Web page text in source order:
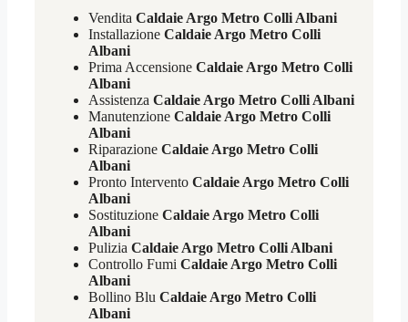
Vendita Caldaie Argo Metro Colli Albani
Installazione Caldaie Argo Metro Colli
Albani
Prima Accensione Caldaie Argo Metro Colli
Albani
Assistenza Caldaie Argo Metro Colli Albani
Manutenzione Caldaie Argo Metro Colli
Albani
Riparazione Caldaie Argo Metro Colli
Albani
Pronto Intervento Caldaie Argo Metro Colli
Albani
Sostituzione Caldaie Argo Metro Colli
Albani
Pulizia Caldaie Argo Metro Colli Albani
Controllo Fumi Caldaie Argo Metro Colli
Albani
Bollino Blu Caldaie Argo Metro Colli
Albani